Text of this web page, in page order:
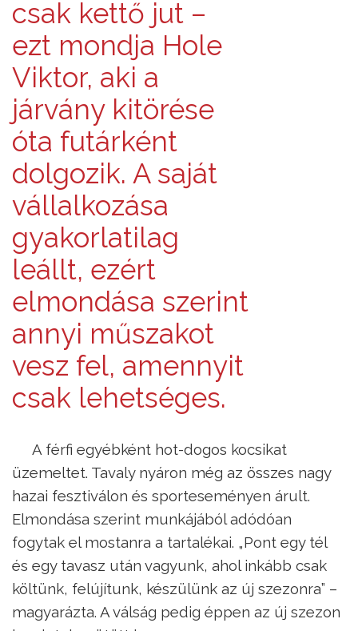
csak kettő jut –
ezt mondja Hole
Viktor, aki a
járvány kitörése
óta futárként
dolgozik. A saját
vállalkozása
gyakorlatilag
leállt, ezért
elmondása szerint
annyi műszakot
vesz fel, amennyit
csak lehetséges.
A férfi egyébként hot-dogos kocsikat
üzemeltet. Tavaly nyáron még az összes nagy
hazai fesztiválon és sporteseményen árult.
Elmondása szerint munkájából adódóan
fogytak el mostanra a tartalékai. „Pont egy tél
és egy tavasz után vagyunk, ahol inkább csak
költünk, felújítunk, készülünk az új szezonra” –
magyarázta. A válság pedig éppen az új szezon